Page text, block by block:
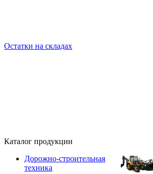
Остатки на складах
Каталог продукции
Дорожно-строительная
техника